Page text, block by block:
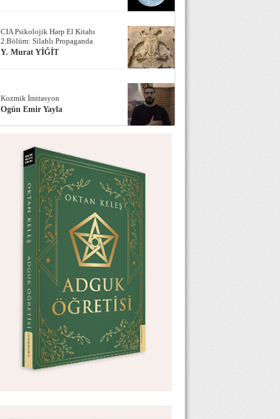
CIA Psikolojik Harp El Kitabı
2.Bölüm: Silahlı Propaganda
Y. Murat YİĞİT
Kozmik İmitasyon
Ogün Emir Yayla